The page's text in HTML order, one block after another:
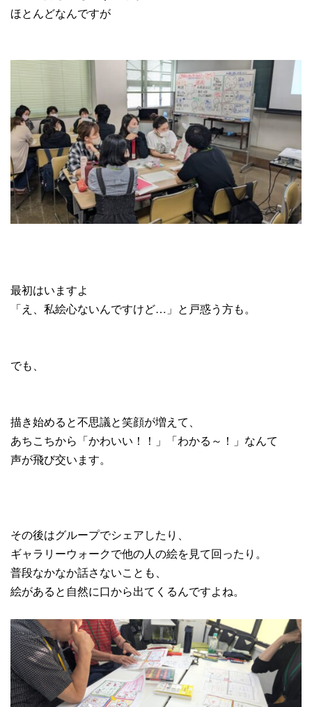
ほとんどなんですが
最初はいますよ
「え、私絵心ないんですけど…」と戸惑う方も。
でも、
描き始めると不思議と笑顔が増えて、
あちこちから「かわいい！！」「わかる～！」なんて
声が飛び交います。
その後はグループでシェアしたり、
ギャラリーウォークで他の人の絵を見て回ったり。
普段なかなか話さないことも、
絵があると自然に口から出てくるんですよね。